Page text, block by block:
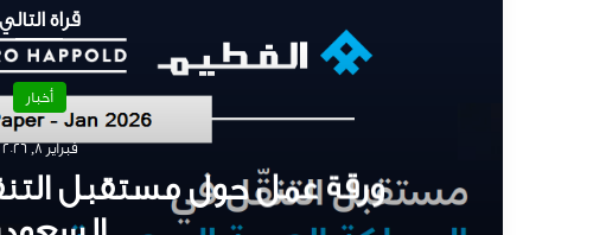
قراة التالي
أخبار
نافا و بنتلر – شراكة